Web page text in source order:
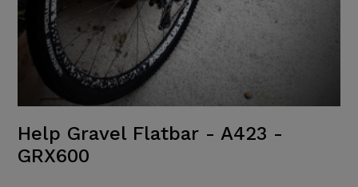
Help Gravel Flatbar - A423 -
GRX600